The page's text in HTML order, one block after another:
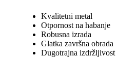
Kvalitetni metal
Otpornost na habanje
Robusna izrada
Glatka završna obrada
Dugotrajna izdržljivost